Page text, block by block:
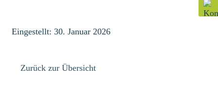
Eingestellt: 30. Januar 2026
Zurück zur Übersicht